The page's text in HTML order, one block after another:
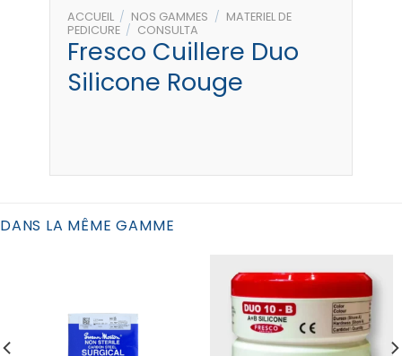
ACCUEIL / NOS GAMMES / MATERIEL DE
PEDICURE / CONSULTA
Fresco Cuillere Duo
Silicone Rouge
DANS LA MÊME GAMME